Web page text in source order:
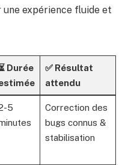
expérience fluide et
Durée
✅ Résultat
attendu
5
Correction des
bugs connus &
stabilisation